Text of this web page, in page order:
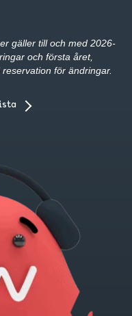
gäller till och med 2026-
och första året,
för ändringar.